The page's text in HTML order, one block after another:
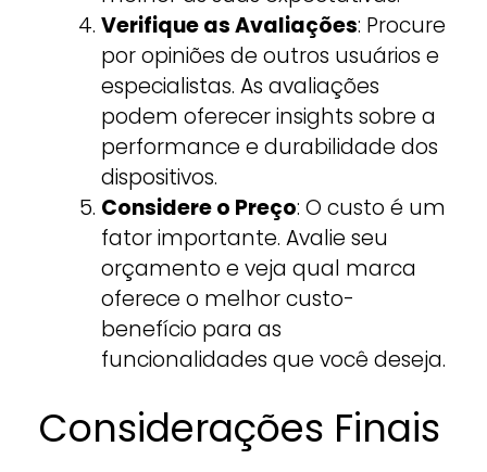
Verifique as Avaliações: Procure
por opiniões de outros usuários e
especialistas. As avaliações
podem oferecer insights sobre a
performance e durabilidade dos
dispositivos.
Considere o Preço: O custo é um
fator importante. Avalie seu
orçamento e veja qual marca
oferece o melhor custo-
benefício para as
funcionalidades que você deseja.
Considerações Finais